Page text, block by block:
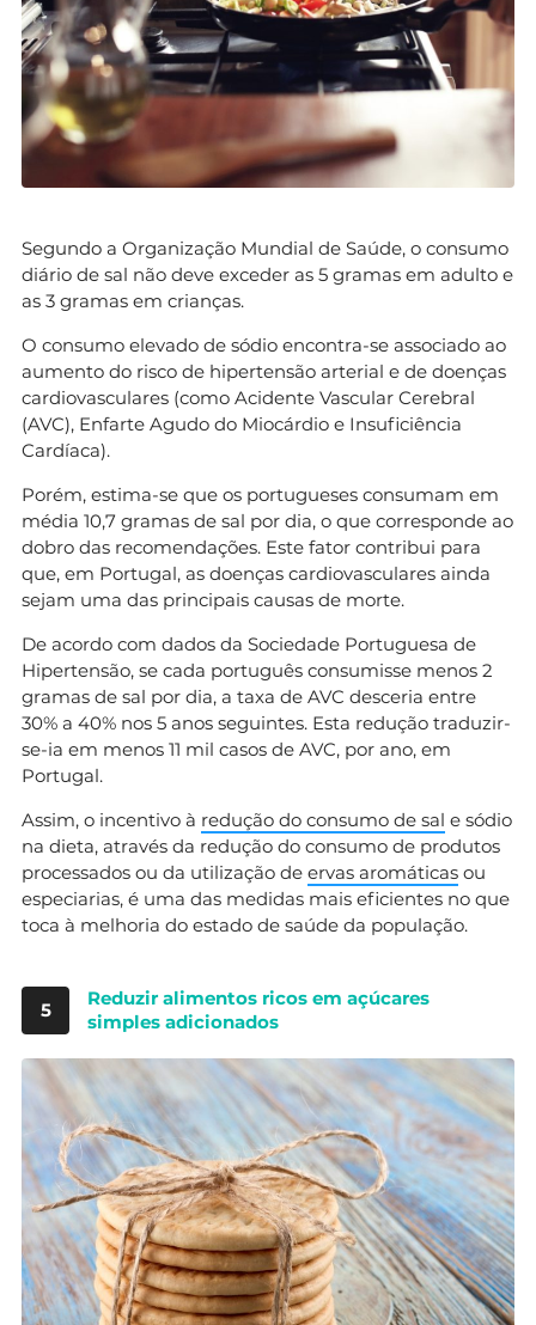
Segundo a Organização Mundial de Saúde, o consumo
diário de sal não deve exceder as 5 gramas em adulto e
as 3 gramas em crianças.
O consumo elevado de sódio encontra-se associado ao
aumento do risco de hipertensão arterial e de doenças
cardiovasculares (como Acidente Vascular Cerebral
(AVC), Enfarte Agudo do Miocárdio e Insuficiência
Cardíaca).
Porém, estima-se que os portugueses consumam em
média 10,7 gramas de sal por dia, o que corresponde ao
dobro das recomendações. Este fator contribui para
que, em Portugal, as doenças cardiovasculares ainda
sejam uma das principais causas de morte.
De acordo com dados da Sociedade Portuguesa de
Hipertensão, se cada português consumisse menos 2
gramas de sal por dia, a taxa de AVC desceria entre
30% a 40% nos 5 anos seguintes. Esta redução traduzir-
se-ia em menos 11 mil casos de AVC, por ano, em
Portugal.
Assim, o incentivo à redução do consumo de sal e sódio
na dieta, através da redução do consumo de produtos
processados ou da utilização de ervas aromáticas ou
especiarias, é uma das medidas mais eficientes no que
toca à melhoria do estado de saúde da população.
5
Reduzir alimentos ricos em açúcares
simples adicionados